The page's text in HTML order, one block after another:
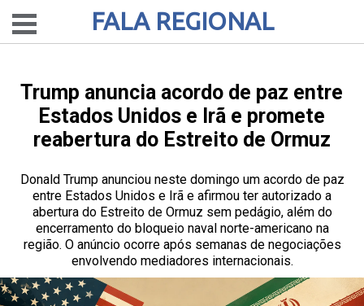
FALA REGIONAL
Trump anuncia acordo de paz entre
Estados Unidos e Irã e promete
reabertura do Estreito de Ormuz
Donald Trump anunciou neste domingo um acordo de paz
entre Estados Unidos e Irã e afirmou ter autorizado a
abertura do Estreito de Ormuz sem pedágio, além do
encerramento do bloqueio naval norte-americano na
região. O anúncio ocorre após semanas de negociações
envolvendo mediadores internacionais.